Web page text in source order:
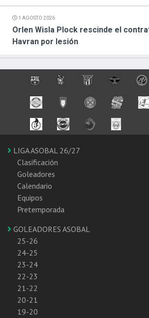
1 AGOSTO 2026
Orlen Wisla Plock rescinde el
Havran por lesión
LIGA ASOBAL 26/27
Clasificación
Goleadores
Calendario
Equipos
Pretemporada
GOLEADORES ASOBAL
25-26
24-25
23-24
22-23
21-22
20-21
19-20